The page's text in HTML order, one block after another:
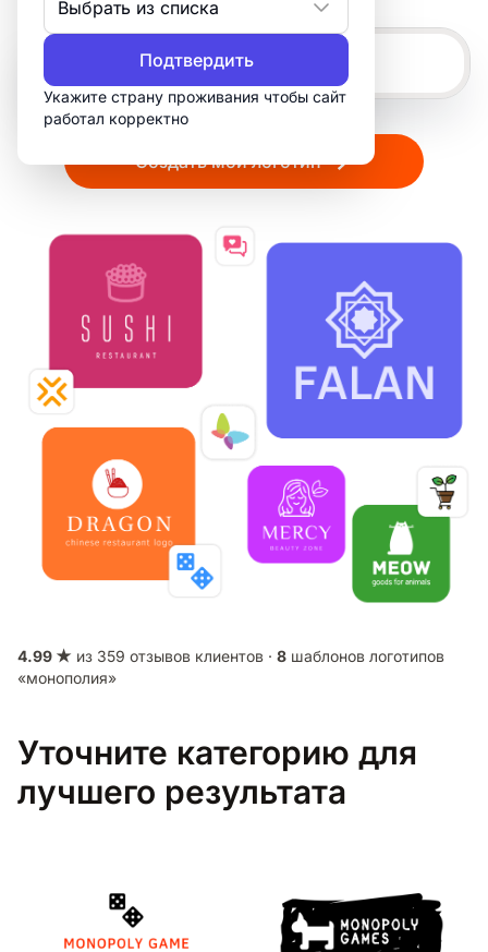
Выбрать из списка
Подтвердить
Укажите страну проживания чтобы сайт
работал корректно
Создать мой логотип
4.99 ★ из 359 отзывов клиентов · 8 шаблонов логотипов
«монополия»
Уточните категорию для
лучшего результата